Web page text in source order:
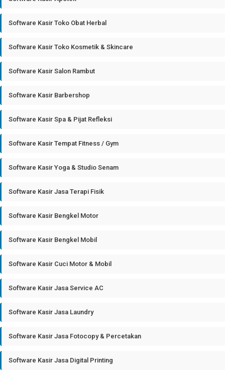
Software Kasir Toko Obat Herbal
Software Kasir Toko Kosmetik & Skincare
Software Kasir Salon Rambut
Software Kasir Barbershop
Software Kasir Spa & Pijat Refleksi
Software Kasir Tempat Fitness / Gym
Software Kasir Yoga & Studio Senam
Software Kasir Jasa Terapi Fisik
Software Kasir Bengkel Motor
Software Kasir Bengkel Mobil
Software Kasir Cuci Motor & Mobil
Software Kasir Jasa Service AC
Software Kasir Jasa Laundry
Software Kasir Jasa Fotocopy & Percetakan
Software Kasir Jasa Digital Printing